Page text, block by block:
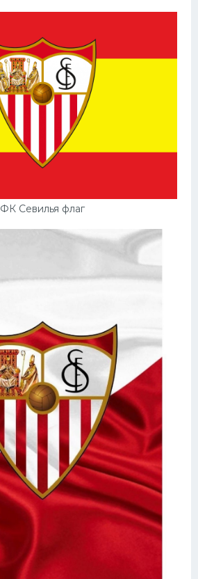
ФК Севилья флаг